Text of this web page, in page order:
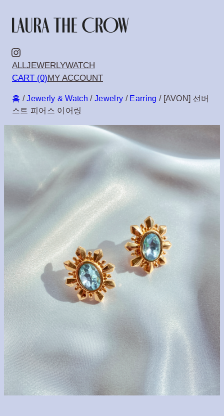
텐
츠
로
로
가
Instagram
ALLJEWERLYWATCH
CART (0)MY ACCOUNT
홈 /Jewerly & Watch /Jewelry / Earring / [AVON] 선버
스트 피어스 이어링